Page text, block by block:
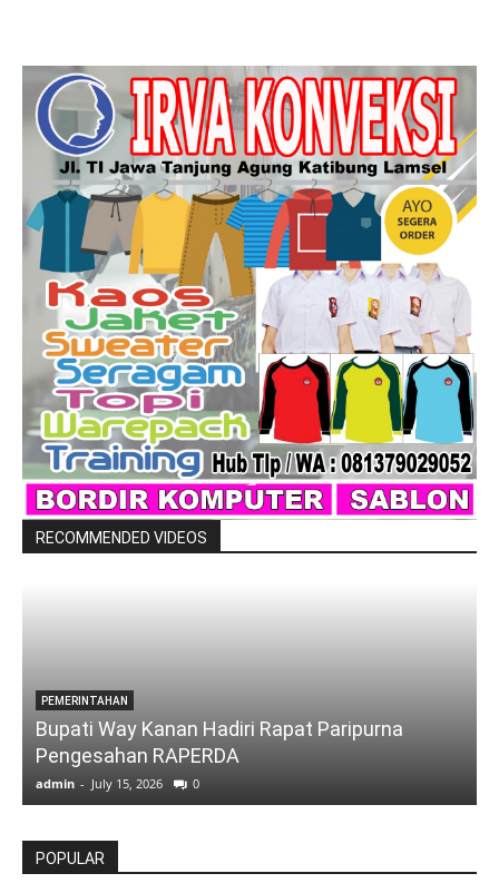
RECOMMENDED VIDEOS
PEMERINTAHAN
Bupati Way Kanan Hadiri Rapat Paripurna
Pengesahan RAPERDA
admin - July 15, 2026 0
POPULAR